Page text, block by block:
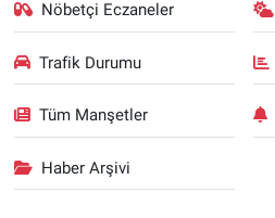
Nöbetçi Eczaneler
Trafik Durumu
Tüm Manşetler
Haber Arşivi